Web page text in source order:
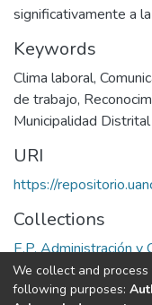
significativamente a
Keywords
Clima laboral,
de trabajo,
Municipalidad
URI
https://
Collections
E.P. Administración y
Full item page
We collect and
following purposes: